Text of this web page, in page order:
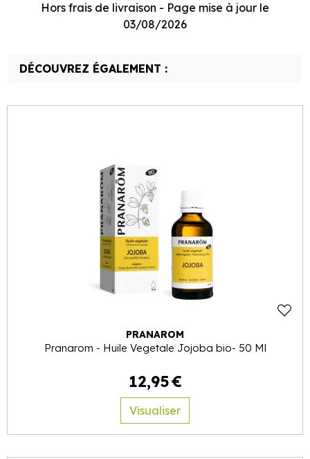
Hors frais de livraison - Page mise à jour le
03/08/2026
DÉCOUVREZ ÉGALEMENT :
PRANAROM
Pranarom - Huile Vegetale Jojoba bio- 50 Ml
12,95€
Visualiser